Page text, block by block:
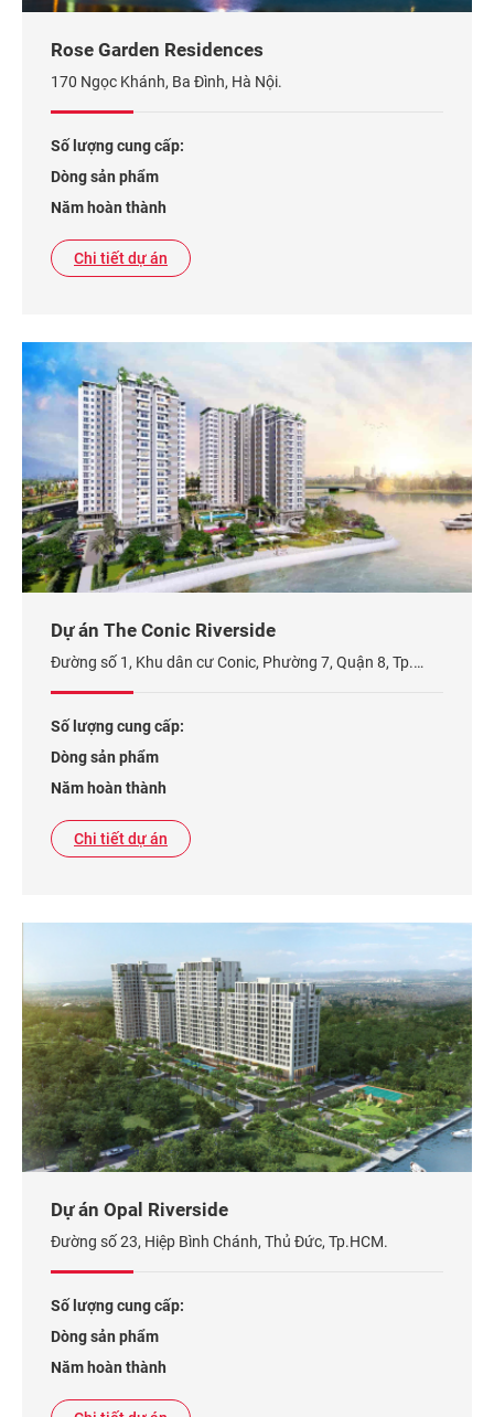
Rose Garden Residences
170 Ngọc Khánh, Ba Đình, Hà Nội.
Số lượng cung cấp:
Dòng sản phẩm
Năm hoàn thành
Chi tiết dự án
Dự án The Conic Riverside
Đường số 1, Khu dân cư Conic, Phường 7, Quận 8, Tp.
Số lượng cung cấp:
Dòng sản phẩm
Năm hoàn thành
Chi tiết dự án
Dự án Opal Riverside
Đường số 23, Hiệp Bình Chánh, Thủ Đức, Tp.HCM.
Số lượng cung cấp:
Dòng sản phẩm
Năm hoàn thành